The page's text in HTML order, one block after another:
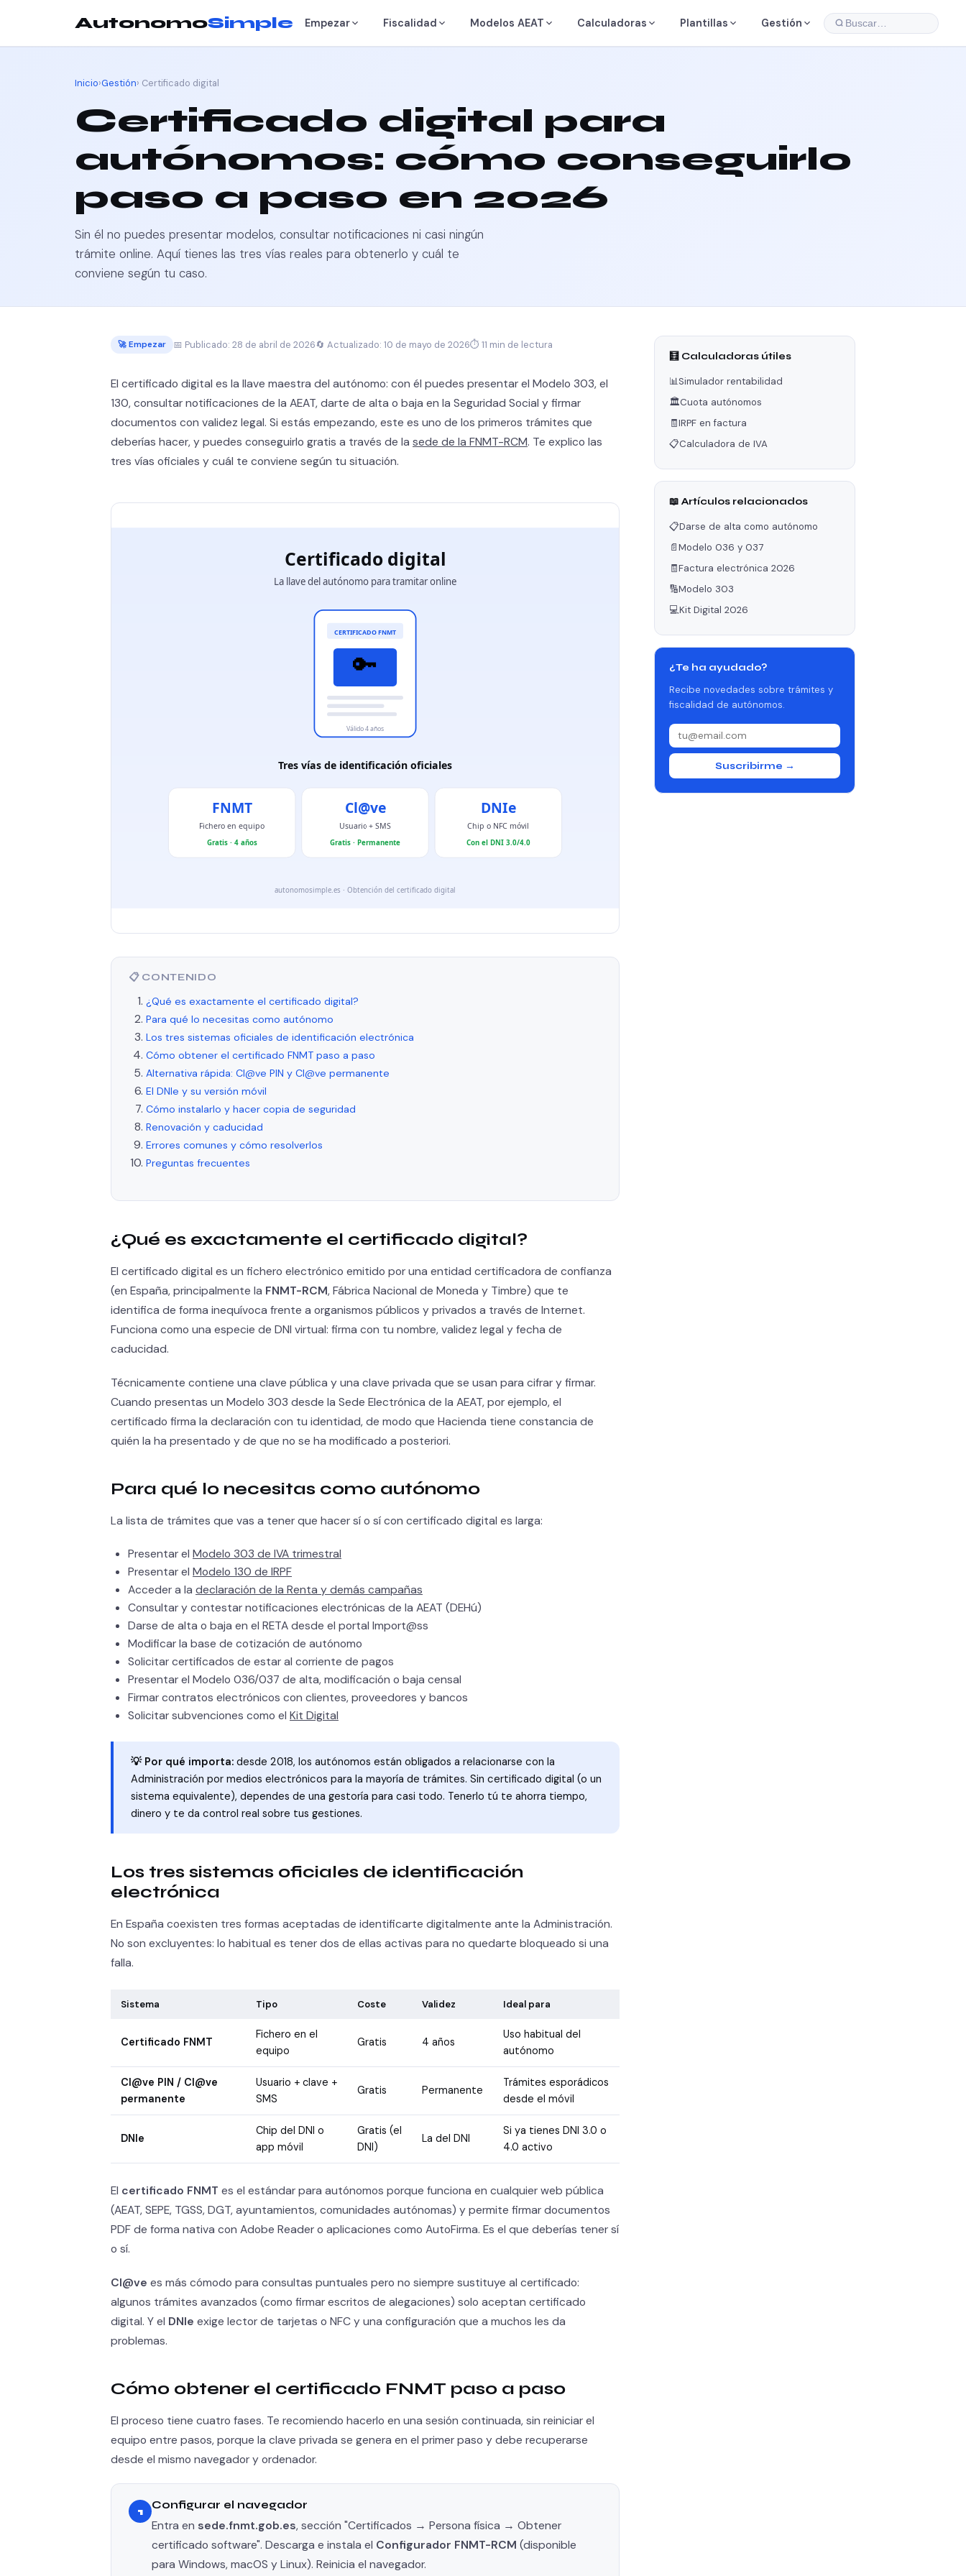
AutonomoSimple Empezar Fiscalidad Modelos AEAT Calculadoras Plantillas Gestión Buscar…
Inicio›Gestión› Certificado digital
Certificado digital para
autónomos: cómo conseguirlo
paso a paso en 2026
Sin él no puedes presentar modelos, consultar notificaciones ni casi ningún
trámite online. Aquí tienes las tres vías reales para obtenerlo y cuál te
conviene según tu caso.
🚀 Empezar 📅 Publicado: 28 de abril de 2026🔄 Actualizado: 10 de mayo de 2026⏱ 11 min de lectura
El certificado digital es la llave maestra del autónomo: con él puedes presentar el Modelo 303, el
130, consultar notificaciones de la AEAT, darte de alta o baja en la Seguridad Social y firmar
documentos con validez legal. Si estás empezando, este es uno de los primeros trámites que
deberías hacer, y puedes conseguirlo gratis a través de la sede de la FNMT-RCM. Te explico las
tres vías oficiales y cuál te conviene según tu situación.
📋 CONTENIDO
¿Qué es exactamente el certificado digital?
Para qué lo necesitas como autónomo
Los tres sistemas oficiales de identificación electrónica
Cómo obtener el certificado FNMT paso a paso
Alternativa rápida: Cl@ve PIN y Cl@ve permanente
El DNIe y su versión móvil
Cómo instalarlo y hacer copia de seguridad
Renovación y caducidad
Errores comunes y cómo resolverlos
Preguntas frecuentes
¿Qué es exactamente el certificado digital?
El certificado digital es un fichero electrónico emitido por una entidad certificadora de confianza
(en España, principalmente la FNMT-RCM, Fábrica Nacional de Moneda y Timbre) que te
identifica de forma inequívoca frente a organismos públicos y privados a través de Internet.
Funciona como una especie de DNI virtual: firma con tu nombre, validez legal y fecha de
caducidad.
Técnicamente contiene una clave pública y una clave privada que se usan para cifrar y firmar.
Cuando presentas un Modelo 303 desde la Sede Electrónica de la AEAT, por ejemplo, el
certificado firma la declaración con tu identidad, de modo que Hacienda tiene constancia de
quién la ha presentado y de que no se ha modificado a posteriori.
Para qué lo necesitas como autónomo
La lista de trámites que vas a tener que hacer sí o sí con certificado digital es larga:
Presentar el Modelo 303 de IVA trimestral
Presentar el Modelo 130 de IRPF
Acceder a la declaración de la Renta y demás campañas
Consultar y contestar notificaciones electrónicas de la AEAT (DEHú)
Darse de alta o baja en el RETA desde el portal Import@ss
Modificar la base de cotización de autónomo
Solicitar certificados de estar al corriente de pagos
Presentar el Modelo 036/037 de alta, modificación o baja censal
Firmar contratos electrónicos con clientes, proveedores y bancos
Solicitar subvenciones como el Kit Digital
💡 Por qué importa: desde 2018, los autónomos están obligados a relacionarse con la
Administración por medios electrónicos para la mayoría de trámites. Sin certificado digital (o un
sistema equivalente), dependes de una gestoría para casi todo. Tenerlo tú te ahorra tiempo,
dinero y te da control real sobre tus gestiones.
Los tres sistemas oficiales de identificación
electrónica
En España coexisten tres formas aceptadas de identificarte digitalmente ante la Administración.
No son excluyentes: lo habitual es tener dos de ellas activas para no quedarte bloqueado si una
falla.
Sistema Tipo Coste Validez Ideal para
Certificado FNMT
Fichero en el
equipo
Gratis 4 años
Uso habitual del
autónomo
Cl@ve PIN / Cl@ve
permanente
Usuario + clave +
SMS
Gratis Permanente
Trámites esporádicos
desde el móvil
DNIe
Chip del DNI o
app móvil
Gratis (el
DNI)
La del DNI
Si ya tienes DNI 3.0 o
4.0 activo
El certificado FNMT es el estándar para autónomos porque funciona en cualquier web pública
(AEAT, SEPE, TGSS, DGT, ayuntamientos, comunidades autónomas) y permite firmar documentos
PDF de forma nativa con Adobe Reader o aplicaciones como AutoFirma. Es el que deberías tener sí
o sí.
Cl@ve es más cómodo para consultas puntuales pero no siempre sustituye al certificado:
algunos trámites avanzados (como firmar escritos de alegaciones) solo aceptan certificado
digital. Y el DNIe exige lector de tarjetas o NFC y una configuración que a muchos les da
problemas.
Cómo obtener el certificado FNMT paso a paso
El proceso tiene cuatro fases. Te recomiendo hacerlo en una sesión continuada, sin reiniciar el
equipo entre pasos, porque la clave privada se genera en el primer paso y debe recuperarse
desde el mismo navegador y ordenador.
1 Configurar el navegador
Entra en sede.fnmt.gob.es, sección "Certificados → Persona física → Obtener
certificado software". Descarga e instala el Configurador FNMT-RCM (disponible
para Windows, macOS y Linux). Reinicia el navegador.
🧮 Calculadoras útiles
📊Simulador rentabilidad
🏛️Cuota autónomos
🧾IRPF en factura
📋Calculadora de IVA
📖 Artículos relacionados
📋Darse de alta como autónomo
📄Modelo 036 y 037
🧾Factura electrónica 2026
🔢Modelo 303
💻Kit Digital 2026
¿Te ha ayudado?
Recibe novedades sobre trámites y
fiscalidad de autónomos.
Suscribirme →